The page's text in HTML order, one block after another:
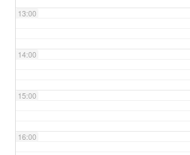
13:00
14:00
15:00
16:00